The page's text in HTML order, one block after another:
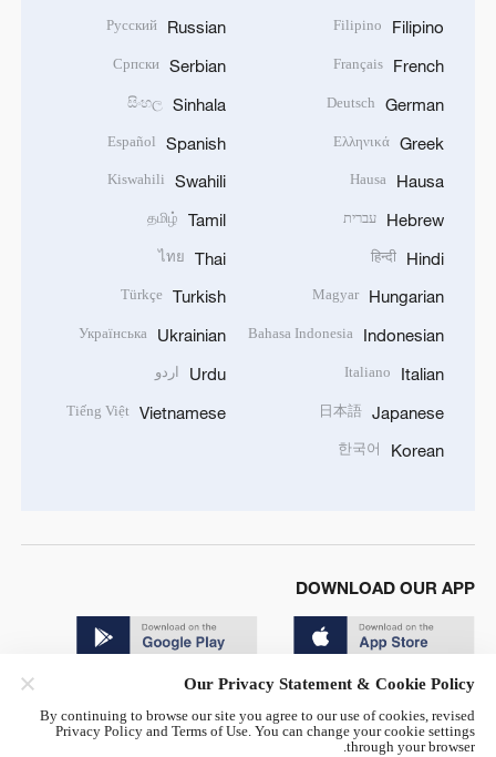
Filipino
Filipino
French
Français
German
Deutsch
Greek
Ελληνικά
Hausa
Hausa
Hebrew עברית
Hindi
हिन्दी
Hungarian
Magyar
Indonesian
Bahasa Indonesia
Italian
Italiano
Japanese
日本語
Korean
한국어
Russian
Русский
Serbian
Српски
Sinhala
සිංහල
Spanish
Español
Swahili
Kiswahili
Tamil
தமிழ்
Thai
ไทย
Turkish
Türkçe
Ukrainian
Українська
Urdu اردو
Vietnamese
Tiếng Việt
DOWNLOAD OUR APP
© China Radio International.CRI. All Rights Reserved. 16A
Our Privacy Statement & Cookie Policy
By continuing to browse our site you agree to our use of cookies, revised
Privacy Policy and Terms of Use. You can change your cookie settings
through your browser.